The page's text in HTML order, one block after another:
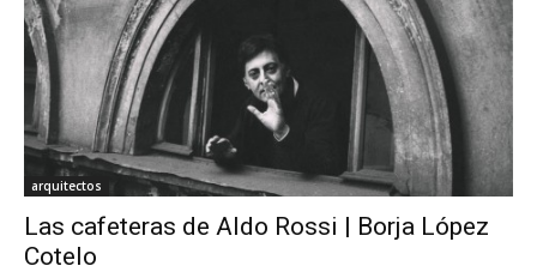
arquitectos
Las cafeteras de Aldo Rossi | Borja López
Cotelo